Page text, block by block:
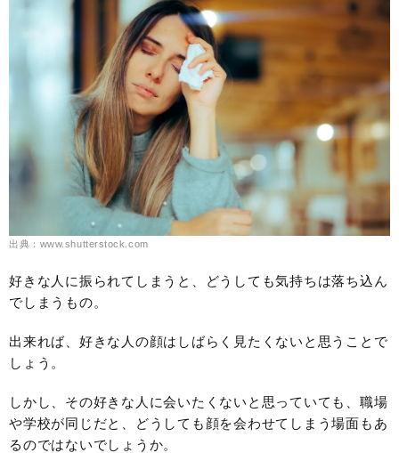
出典：www.shutterstock.com
好きな人に振られてしまうと、どうしても気持ちは落ち込ん
でしまうもの。
出来れば、好きな人の顔はしばらく見たくないと思うことで
しょう。
しかし、その好きな人に会いたくないと思っていても、職場
や学校が同じだと、どうしても顔を会わせてしまう場面もあ
るのではないでしょうか。